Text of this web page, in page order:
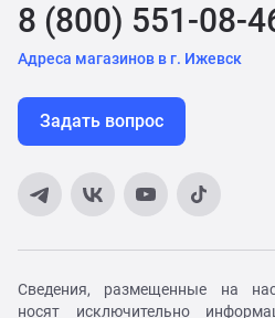
8 (800) 551-08-
Адреса магазинов в г. Ижевск
Задать вопрос
Сведения, размещенные на
носят исключительно